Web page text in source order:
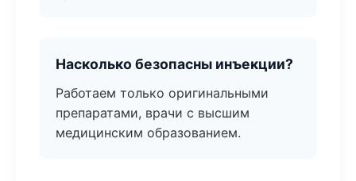
Насколько безопасны инъекции?
Работаем только оригинальными
препаратами, врачи с высшим
медицинским образованием.